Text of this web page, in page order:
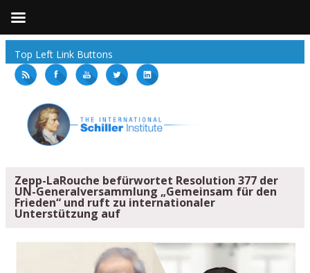
Top Left Link Buttons
Zepp-LaRouche befürwortet Resolution 377 der
UN-Generalversammlung „Gemeinsam für den
Frieden“ und ruft zu internationaler
Unterstützung auf